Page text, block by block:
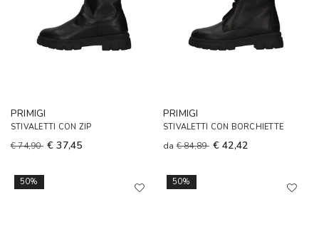
PRIMIGI
STIVALETTI CON ZIP
€ 74,90 € 37,45
PRIMIGI
STIVALETTI CON BORCHIETTE
da€ 84,89 € 42,42
50% 50%